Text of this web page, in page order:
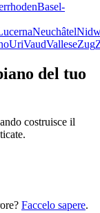
Basel-
Neuchâtel
UriVaudValleseZug
del tuo
costruisce il
Faccelo sapere.